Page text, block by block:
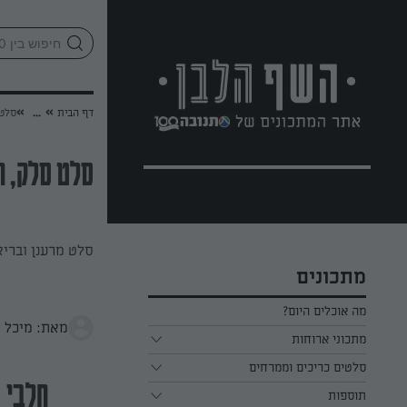
מתכונים
מה אוכלים היום?
מתכוני ארוחות
ארוחת בוקר
ארוחת צהריים
סלטים כריכים וממרחים
כל הסלטים כריכים וממרחים
תוספות
דף הבית »
...
»
סלט סלק,
סלט מרענן
מאת: מיכל